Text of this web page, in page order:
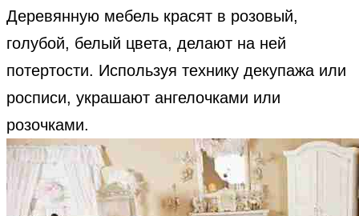
Деревянную мебель красят в розовый,
голубой, белый цвета, делают на ней
потертости. Используя технику декупажа или
росписи, украшают ангелочками или
розочками.